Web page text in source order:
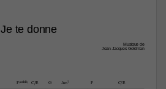
Je te donne
Musique de
Jean-Jacques Goldman
F(„ˆˆ2) C/E G A‹7 F C/E